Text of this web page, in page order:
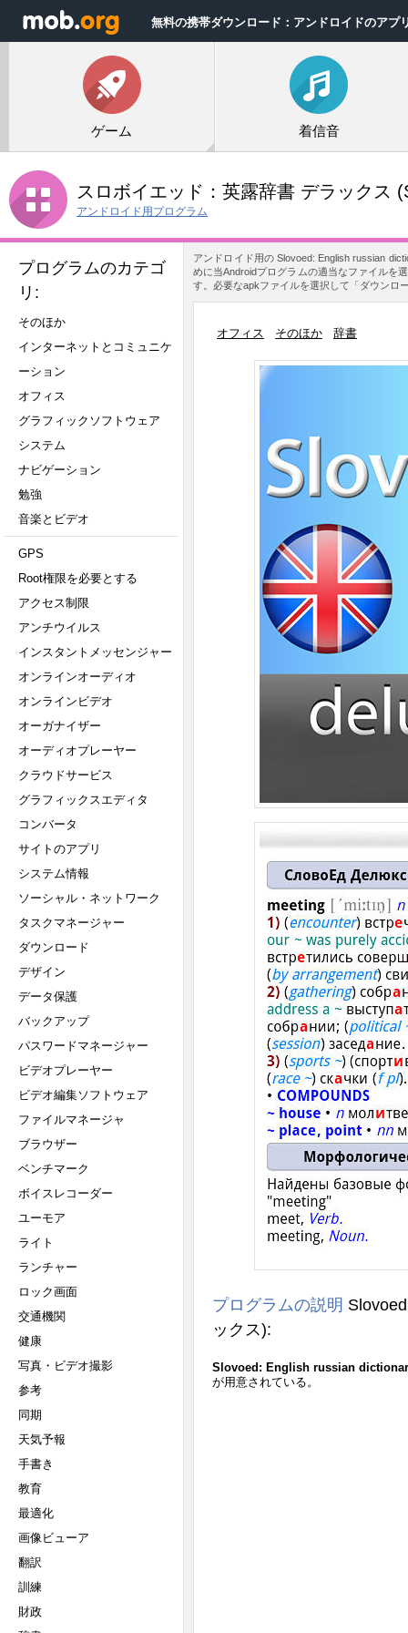
無料の携帯ダウンロード：アンドロイドのアプ
ゲーム 着信音
スロボイエッド：英露辞書 デラックス
アンドロイド用プログラム
プログラムのカテゴ
リ:
そのほか
インターネットとコミュニケ
ーション
オフィス
グラフィックソフトウェア
システム
ナビゲーション
勉強
音楽とビデオ
GPS
Root権限を必要とする
アクセス制限
アンチウイルス
インスタントメッセンジャー
オンラインオーディオ
オンラインビデオ
オーガナイザー
オーディオプレーヤー
クラウドサービス
グラフィックスエディタ
コンバータ
サイトのアプリ
システム情報
ソーシャル・ネットワーク
タスクマネージャー
ダウンロード
デザイン
データ保護
バックアップ
パスワードマネージャー
ビデオプレーヤー
ビデオ編集ソフトウェア
ファイルマネージャ
ブラウザー
ベンチマーク
ボイスレコーダー
ユーモア
ライト
ランチャー
ロック画面
交通機関
健康
写真・ビデオ撮影
参考
同期
天気予報
手書き
教育
最適化
画像ビューア
翻訳
訓練
財政
アンドロイド用の Slovoed: English russian
めに当Androidプログラムの適当なファイルを
す。必要なapkファイルを選択して「ダウンロ
オフィス そのほか 辞書
プログラムの説明
ックス):
Slovoed: English russian
が用意されている。